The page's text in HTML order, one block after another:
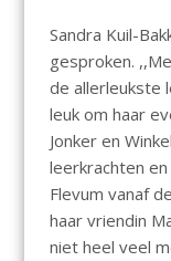
Sandra Kuil-
gesproken.
de allerleukste
leuk om haar
Jonker en
leerkrachten en
Flevum vanaf
haar vriendin
niet heel veel